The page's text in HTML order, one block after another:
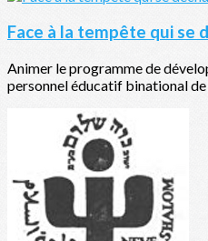
Face à la tempête qui se
Animer le programme de
personnel éducatif binational de